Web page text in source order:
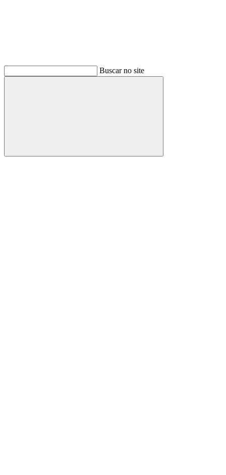
Buscar no site
Buscar